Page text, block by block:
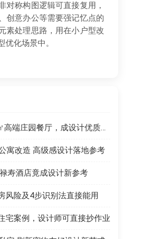
对称构图逻辑可直接复用，
创意办公等需要强记忆点的
素处理思路，用在小户型改
化场景中。
工业红砖造12000㎡高端庄园餐厅，成设计优质范本
寓改造 高级感设计落地参考
寿酒店竟成设计新参考
风险及4步识别法直接能用
宅案例，设计师可直接抄作业